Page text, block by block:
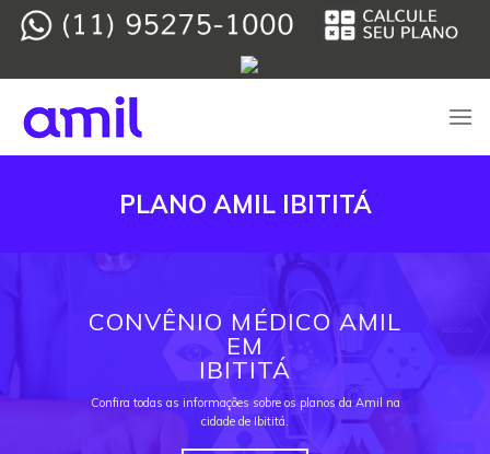
Skip
PLANO AMIL IBITITÁ
CONVÊNIO MÉDICO AMIL
EM
IBITITÁ
Confira todas as informações sobre os planos da Amil na
cidade de Ibititá.